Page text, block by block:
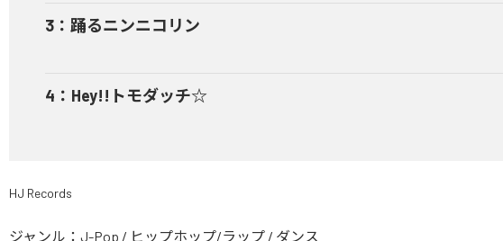
3 ： 踊るニンニコリン
4 ： Hey!!トモダッチ☆
HJ Records
ジャンル： J-Pop / ヒップホップ/ラップ / ダンス